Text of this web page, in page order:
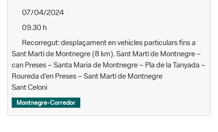
07/04/2024
09.30 h
Recorregut: desplaçament en vehicles particulars fins a
Sant Martí de Montnegre (8 km). Sant Martí de Montnegre –
can Preses – Santa Maria de Montnegre – Pla de la Tanyada –
Roureda d’en Preses – Sant Martí de Montnegre
Sant Celoni
Montnegre-Corredor